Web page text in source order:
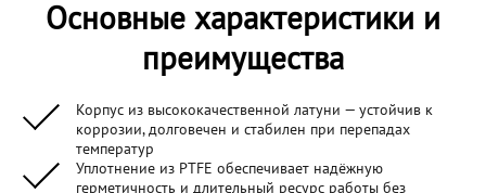
Основные характеристики и
преимущества
Корпус из высококачественной латуни — устойчив к
коррозии, долговечен и стабилен при перепадах
температур
Уплотнение из PTFE обеспечивает надёжную
герметичность и длительный ресурс работы без